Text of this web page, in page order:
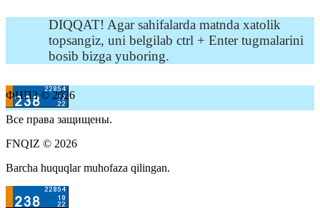
DIQQAT! Agar sahifalarda matnda xatolik
topsangiz, uni belgilab ctrl + Enter tugmalarini
bosib bizga yuboring.
ФНПЗ © 2026
Все права защищены.
FNQIZ © 2026
Barcha huquqlar muhofaza qilingan.